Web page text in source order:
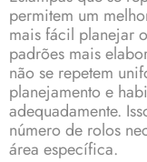
permitem um
mais fácil planejar
padrões mais
não se repetem
planejamento e
adequadamente.
número de rolos
área específica.